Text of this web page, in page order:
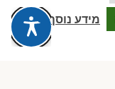
מידע נוסף